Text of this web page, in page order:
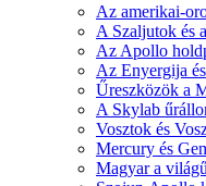
Az amerikai-
A Szaljutok és
Az Apollo
Az Enyergija
Űreszközök a
A Skylab
Vosztok és
Mercury és
Magyar a